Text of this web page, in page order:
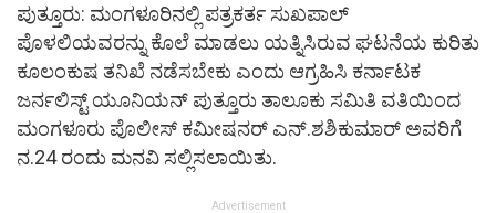
ಪುತ್ತೂರು: ಮಂಗಳೂರಿನಲ್ಲಿ ಪತ್ರಕರ್ತ ಸುಖಪಾಲ್
ಪೊಳಲಿಯವರನ್ನು ಕೊಲೆ ಮಾಡಲು ಯತ್ನಿಸಿರುವ ಘಟನೆಯ ಕುರಿತು
ಕೂಲಂಕುಷ ತನಿಖೆ ನಡೆಸಬೇಕು ಎಂದು ಆಗ್ರಹಿಸಿ ಕರ್ನಾಟಕ
ಜರ್ನಲಿಸ್ಟ್ ಯೂನಿಯನ್ ಪುತ್ತೂರು ತಾಲೂಕು ಸಮಿತಿ ವತಿಯಿಂದ
ಮಂಗಳೂರು ಪೊಲೀಸ್ ಕಮೀಷನರ್ ಎನ್.‌ಶಶಿಕುಮಾರ್ ಅವರಿಗೆ
ನ.24 ರಂದು ಮನವಿ ಸಲ್ಲಿಸಲಾಯಿತು.‌
Advertisement